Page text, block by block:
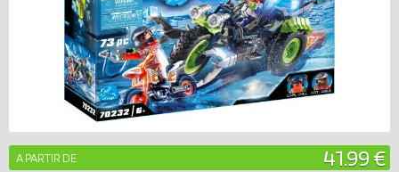
A PARTIR DE 41.99 €